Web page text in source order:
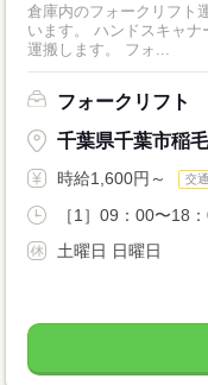
倉庫内のフォークリフト
います。 ハンドスキャ
運搬します。 フォ...
フォークリフト
千葉県千葉市稲
時給1,600円～ 交
［1］09：00〜18
土曜日 日曜日